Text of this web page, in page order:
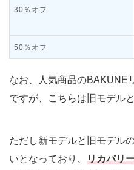
30％オフ
50％オフ
なお、人気商品のBAKUNE
ですが、こちらは旧モデル
ただし新モデルと旧モデル
いとなっており、 リカバリ